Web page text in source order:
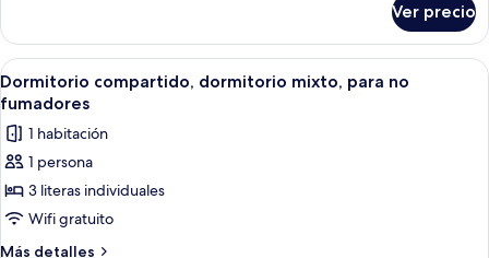
para
no
fumadores
cuádruple,
solo
para
hombres,
no
fumadores
Ver precio
Abrir
todas
las
fotos
de
Dormitorio
compartido,
dormitorio
Un dormitorio moderno con
2
Dormitorio compartido, dormitorio mixto, para no
fumadores
1 habitación
1 persona
3 literas individuales
Wifi gratuito
Más detalles
Más